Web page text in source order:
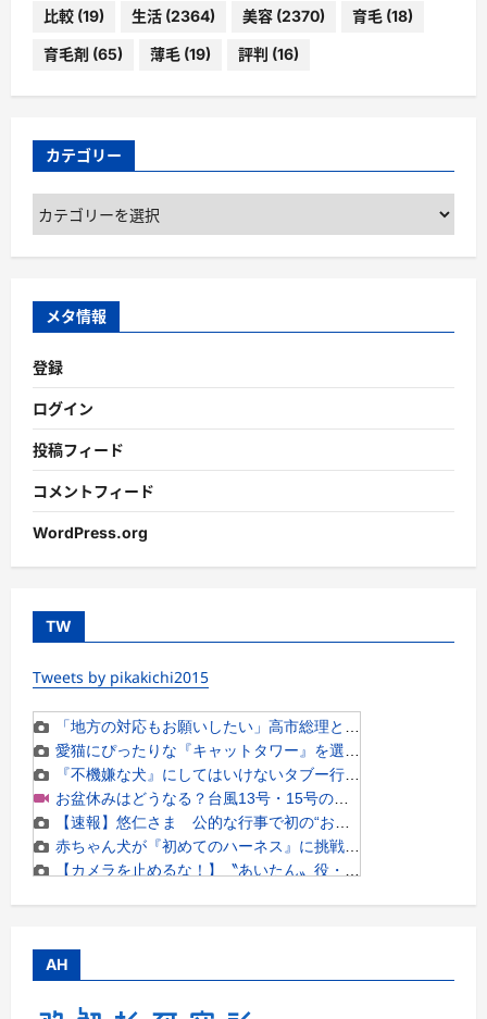
比較 (19) 生活 (2364) 美容 (2370) 育毛 (18)
育毛剤 (65) 薄毛 (19) 評判 (16)
カテゴリー
カ
テ
ゴ
ー
メタ情報
登録
ログイン
投稿フィード
コメントフィード
WordPress.org
TW
Tweets by pikakichi2015
AH